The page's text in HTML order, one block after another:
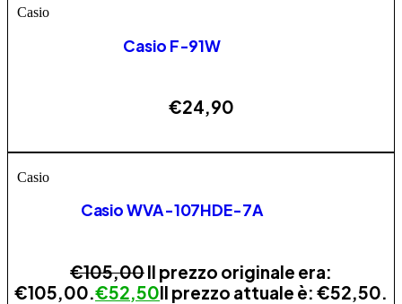
Casio
Casio F-91W
€24,90
Casio
Casio WVA-107HDE-7A
€105,00Il prezzo originale era:
€105,00.€52,50Il prezzo attuale è: €52,50.